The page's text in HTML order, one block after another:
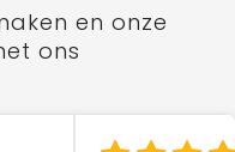
en onze
ons